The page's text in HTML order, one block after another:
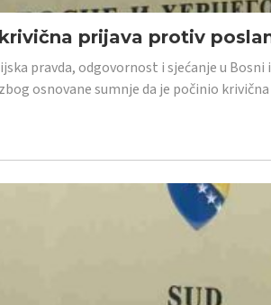
prijava protiv
pravda, odgovornost i sjećanje u
osnovane sumnje da je počinio